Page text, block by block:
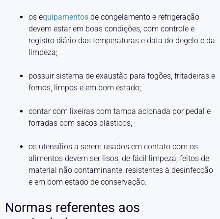
os equipamentos de congelamento e refrigeração
devem estar em boas condições, com controle e
registro diário das temperaturas e data do degelo e da
limpeza;
possuir sistema de exaustão para fogões, fritadeiras e
fornos, limpos e em bom estado;
contar com lixeiras com tampa acionada por pedal e
forradas com sacos plásticos;
os utensílios a serem usados em contato com os
alimentos devem ser lisos, de fácil limpeza, feitos de
material não contaminante, resistentes à desinfecção
e em bom estado de conservação.
Normas referentes aos